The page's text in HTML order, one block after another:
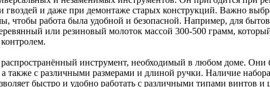
гвоздей и даже при демонтаже старых конструкций. Важно
чтобы работа была удобной и безопасной. Например, для
или резиновый молоток массой 300-500 грамм,
инструмент, необходимый в любом доме. Они
также с различными размерами и длиной ручки. Наличие набора
быстро и удобно работать с различными типами винтов и